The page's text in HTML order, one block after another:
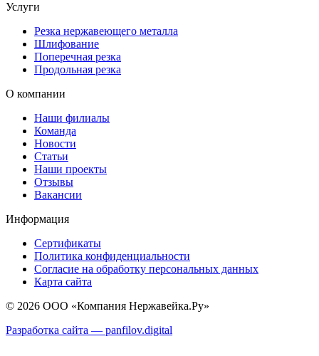
Услуги
Резка нержавеющего металла
Шлифование
Поперечная резка
Продольная резка
О компании
Наши филиалы
Команда
Новости
Статьи
Наши проекты
Отзывы
Вакансии
Информация
Сертификаты
Политика конфиденциальности
Согласие на обработку персональных данных
Карта сайта
© 2026 ООО «Компания Нержавейка.Ру»
Разработка сайта — panfilov.digital